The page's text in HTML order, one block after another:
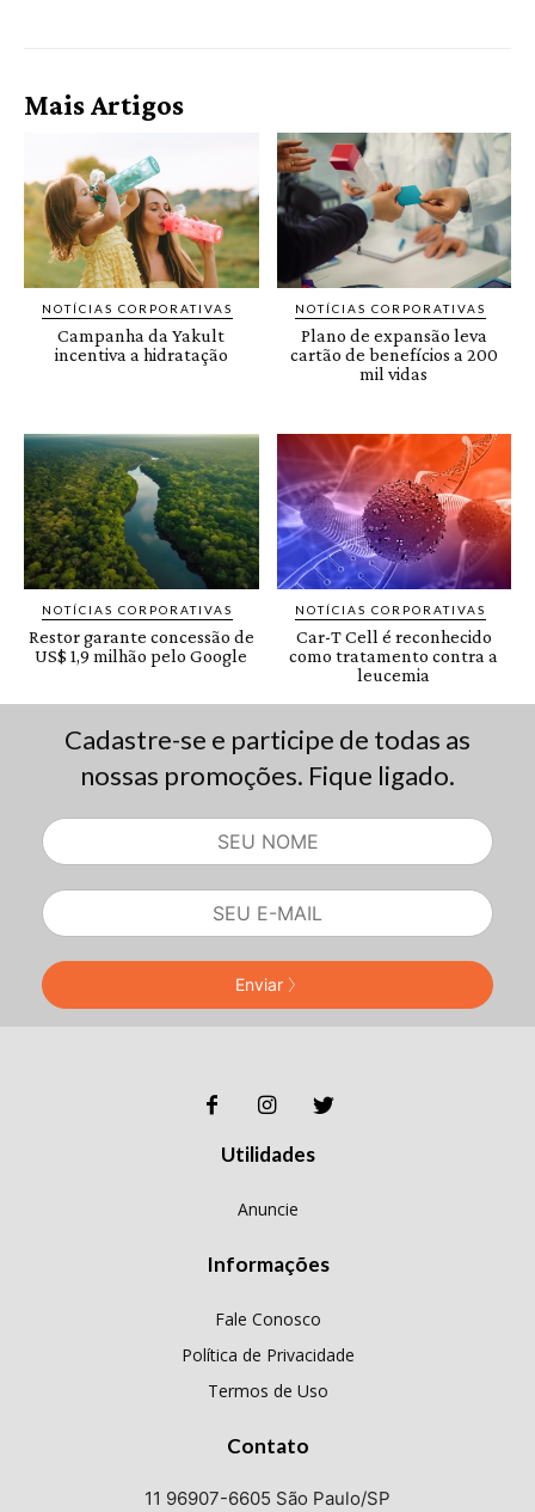
Cadastre-se e participe de todas as
nossas promoções. Fique ligado.
Enviar
Utilidades
Anuncie
Informações
Fale Conosco
Política de Privacidade
Termos de Uso
Contato
11 96907-6605 São Paulo/SP